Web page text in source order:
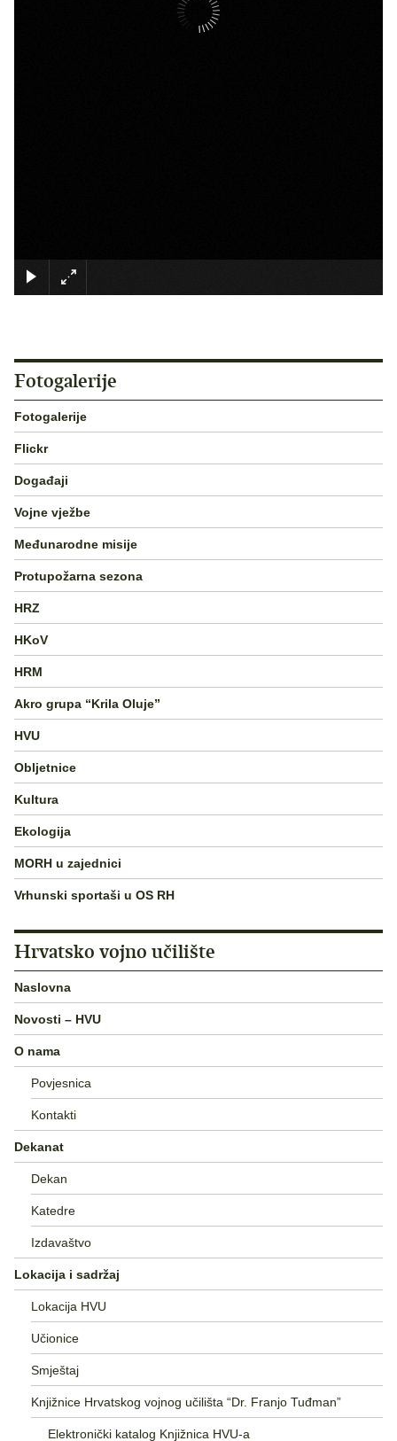
Fotogalerije
Fotogalerije
Flickr
Događaji
Vojne vježbe
Međunarodne misije
Protupožarna sezona
HRZ
HKoV
HRM
Akro grupa “Krila Oluje”
HVU
Obljetnice
Kultura
Ekologija
MORH u zajednici
Vrhunski sportaši u OS RH
Hrvatsko vojno učilište
Naslovna
Novosti – HVU
O nama
Povjesnica
Kontakti
Dekanat
Dekan
Katedre
Izdavaštvo
Lokacija i sadržaj
Lokacija HVU
Učionice
Smještaj
Knjižnice Hrvatskog vojnog učilišta “Dr. Franjo Tuđman”
Elektronički katalog Knjižnica HVU-a